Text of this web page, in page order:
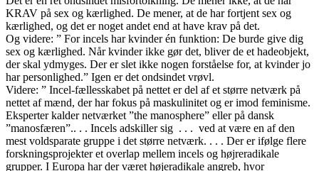
KRAV på sex og kærlighed. De mener, at de har fortjent sex og
kærlighed, og det er noget andet end at have krav på det.
Og videre: ” For incels har kvinder én funktion: De burde give dig
sex og kærlighed. Når kvinder ikke gør det, bliver de et hadeobjekt,
der skal ydmyges. Der er slet ikke nogen forståelse for, at kvinder jo
har personlighed.” Igen er det ondsindet vrøvl.
Videre: ” Incel-fællesskabet på nettet er del af et større netværk på
nettet af mænd, der har fokus på maskulinitet og er imod feminisme.
Eksperter kalder netværket ”the manosphere” eller på dansk
”manosfæren”.. . . Incels adskiller sig . . . ved at være en af den
mest voldsparate gruppe i det større netværk. . . . Der er ifølge flere
forskningsprojekter et overlap mellem incels og højreradikale
grupper. I Europa har der været højeradikale angreb, hvor